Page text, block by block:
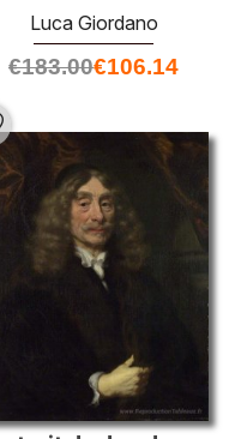
Luca Giordano
€183.00€106.14